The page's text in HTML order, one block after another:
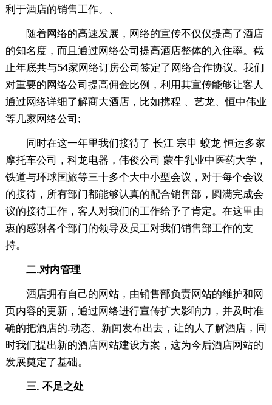
利于酒店的销售工作。、
随着网络的高速发展，网络的宣传不仅仅提高了酒店
的知名度，而且通过网络公司提高酒店整体的入住率。截
止年底共与54家网络订房公司签定了网络合作协议。我们
对重要的网络公司提高佣金比例，利用其宣传能够让客人
通过网络详细了解商大酒店，比如携程 、艺龙、恒中伟业
等几家网络公司;
同时在这一年里我们接待了 长江 宗申 蛟龙 恒运多家
摩托车公司，科龙电器，伟俊公司 蒙牛乳业中医药大学，
铁道与环球国旅等三十多个大中小型会议，对于每个会议
的接待，所有部门都能够认真的配合销售部，圆满完成会
议的接待工作，客人对我们的工作给予了肯定。在这里由
衷的感谢各个部门的领导及员工对我们销售部工作的支
持。
二.对内管理
酒店拥有自己的网站，由销售部负责网站的维护和网
页内容的更新，通过网络进行宣传扩大影响力，并及时准
确的把酒店的.动态、新闻发布出去，让的人了解酒店，同
时我们提出新的酒店网站建设方案，这为今后酒店网站的
发展奠定了基础。
三. 不足之处